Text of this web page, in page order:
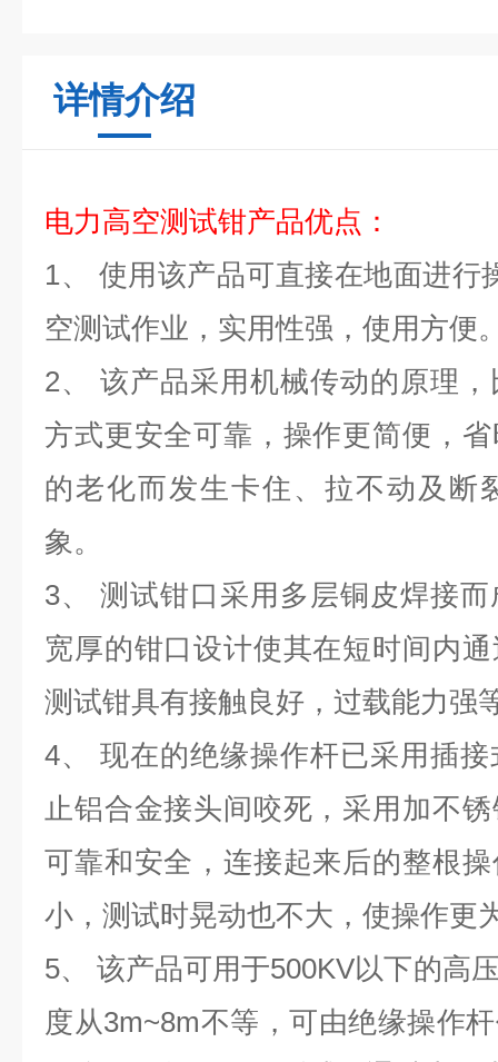
详情介绍
电力高空测试钳产品优点：
1、 使用该产品可直接在地面进行
空测试作业，实用性强，使用方便
2、 该产品采用机械传动的原理
方式更安全可靠，操作更简便，
的老化而发生卡住、拉不动及断
象。
3、 测试钳口采用多层铜皮焊接而
宽厚的钳口设计使其在短时间内
测试钳具有接触良好，过载能力强
4、 现在的绝缘操作杆已采用插
止铝合金接头间咬死，采用加不
可靠和安全，连接起来后的整根
小，测试时晃动也不大，使操作更
5、 该产品可用于500KV以下的高
度从3m~8m不等，可由绝缘操作